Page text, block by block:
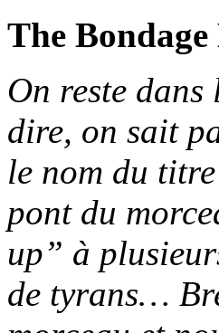
The Bondage
On reste
dire, on sait
le nom du
pont du
up” à
de tyrans…